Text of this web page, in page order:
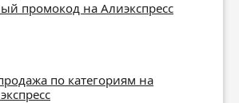
промокод на Алиэкспресс
по категориям на